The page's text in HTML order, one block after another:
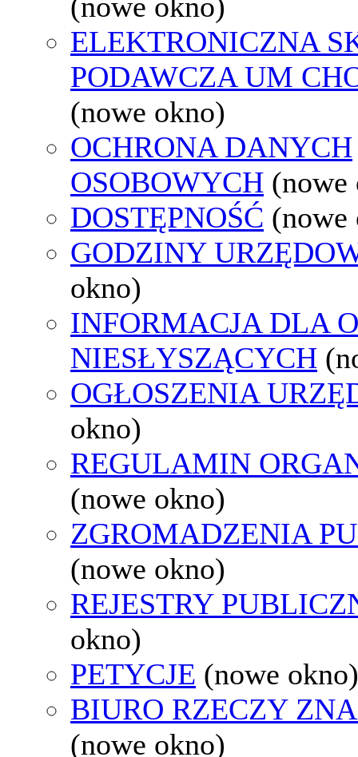
ELEKTRONICZNA
PODAWCZA UM
(nowe okno)
OCHRONA DANYCH
OSOBOWYCH (nowe
DOSTĘPNOŚĆ (nowe
GODZINY
okno)
INFORMACJA DLA
NIESŁYSZĄCYCH
OGŁOSZENIA
okno)
REGULAMIN
(nowe okno)
ZGROMADZENIA
(nowe okno)
REJESTRY
okno)
PETYCJE (nowe okno)
BIURO RZECZY
(nowe okno)